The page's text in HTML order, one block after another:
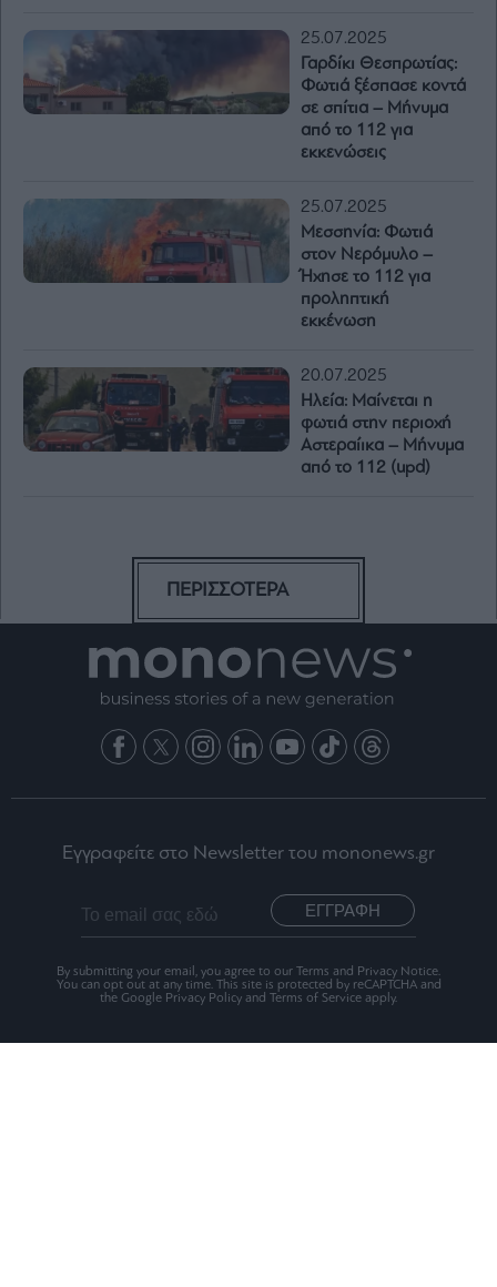
25.07.2025
Γαρδίκι Θεσπρωτίας:
Φωτιά ξέσπασε κοντά
σε σπίτια – Μήνυμα
από το 112 για
εκκενώσεις
25.07.2025
Μεσσηνία: Φωτιά
στον Νερόμυλο –
Ήχησε το 112 για
προληπτική
εκκένωση
20.07.2025
Ηλεία: Μαίνεται η
φωτιά στην περιοχή
Αστεραίικα – Μήνυμα
από το 112 (upd)
ΠΕΡΙΣΣΟΤΕΡΑ
Εγγραφείτε στο Newsletter του mononews.gr
ΕΓΓΡΑΦΗ
By submitting your email, you agree to our Terms and Privacy Notice.
You can opt out at any time. This site is protected by reCAPTCHA and
the Google Privacy Policy and Terms of Service apply.